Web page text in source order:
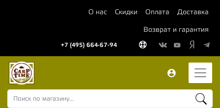
О нас Скидки Оплата Доставка
Возврат и гарантия
+7 (495) 664-67-94